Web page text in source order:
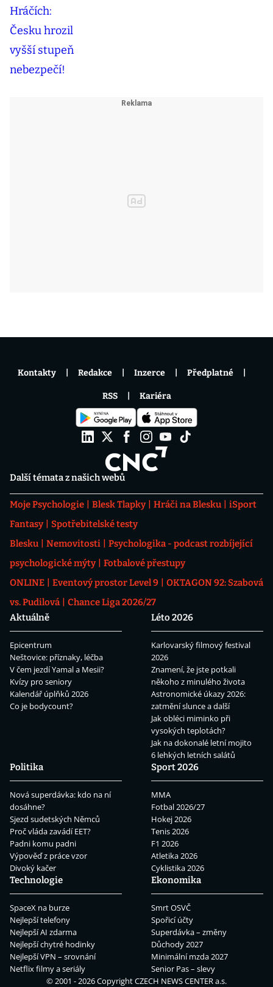
Další témata z našich webů
Moje Psychologie Blesk Tlapky Hráči na Blesku
iSport
Fantasy
Spotřebitelské testy
Blesku
Nemovitosti
Psychologika - podcast rozbíjející
psychologické mýty
Fotbalové přestupy
ONLINE
Eventový prostor Level 9
OKTAGON 92: Szabová
vs. Pudilová
Chance Liga 2026/27
Aktuálně
Epicentrum
Neštovice: příznaky, léčba
V čem jezdí Yamal a Mesii?
Kvízy pro seniory
Kalendář úplňků 2026
Co je bodycount?
Léto 2026
Karlovarský filmový festival
2026
Znamení, že jste potkali
někoho z minulého života
Astronomické úkazy 2026:
zatmění slunce a další
Jak obléci miminko při
vysokých teplotách?
Jak na dokonalé letní mojito
6 lehkých letních salátů
Politika
Nová superdávka: kdo na ní
dosáhne?
Sjezd sudetských Němců
Proč vláda zavádí EET?
Padni komu padni
Výpověď z práce vzor
Divoký kačer
Sport 2026
MMA
Fotbal 2026/27
Hokej 2026
Tenis 2026
F1 2026
Atletika 2026
Cyklistika 2026
Technologie
SpaceX na burze
Nejlepší telefony
Nejlepší AI zdarma
Nejlepší chytré hodinky
Nejlepší VPN – srovnání
Netflix filmy a seriály
Ekonomika
Smrt OSVČ
Spořicí účty
Superdávka – změny
Důchody 2027
Minimální mzda 2027
Senior Pas – slevy
Kontakty Redakce Inzerce Předplatné
RSS Kariéra
© 2001 - 2026 CopyrightCZECH NEWS CENTER a.s.